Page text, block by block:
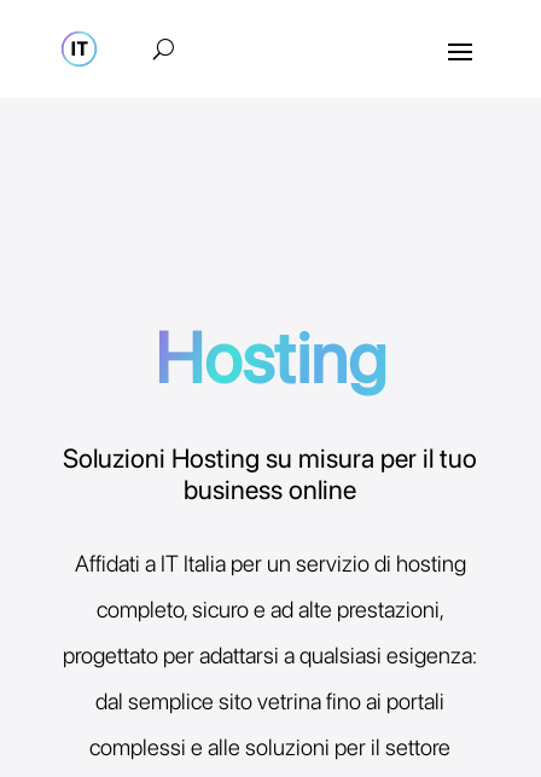
Hosting
Soluzioni Hosting su misura per il tuo
business online
Affidati a IT Italia per un servizio di hosting
completo, sicuro e ad alte prestazioni,
progettato per adattarsi a qualsiasi esigenza:
dal semplice sito vetrina fino ai portali
complessi e alle soluzioni per il settore